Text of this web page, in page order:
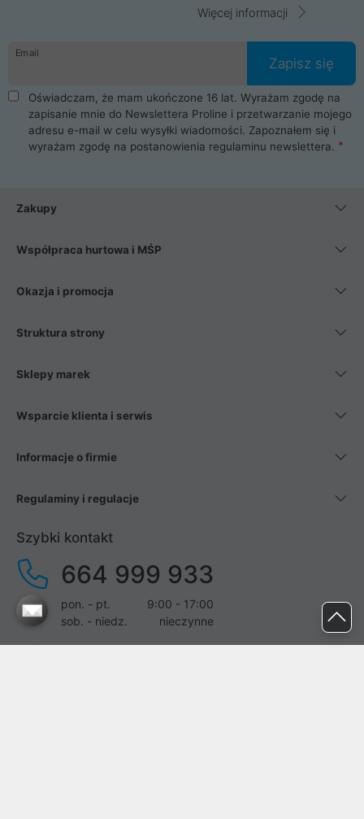
Więcej informacji
Email
Zapisz się
Oświadczam, że mam ukończone 16 lat. Wyrażam zgodę na
zapisanie mnie do Newslettera Proline i przetwarzanie mojego
adresu e-mail w celu wysyłki wiadomości. Zapoznałem się i
wyrażam zgodę na postanowienia regulaminu newslettera.
Zakupy
Współpraca hurtowa i MŚP
Okazja i promocja
Struktura strony
Sklepy marek
Wsparcie klienta i serwis
Informacje o firmie
Regulaminy i regulacje
Szybki kontakt
664 999 933
pon. - pt.
9:00 - 17:00
sob. - niedz.
nieczynne